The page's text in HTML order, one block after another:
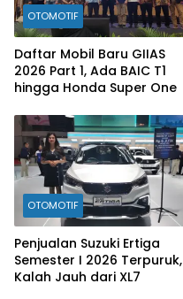
OTOMOTIF
Daftar Mobil Baru GIIAS
2026 Part 1, Ada BAIC T1
hingga Honda Super One
OTOMOTIF
Penjualan Suzuki Ertiga
Semester I 2026 Terpuruk,
Kalah Jauh dari XL7